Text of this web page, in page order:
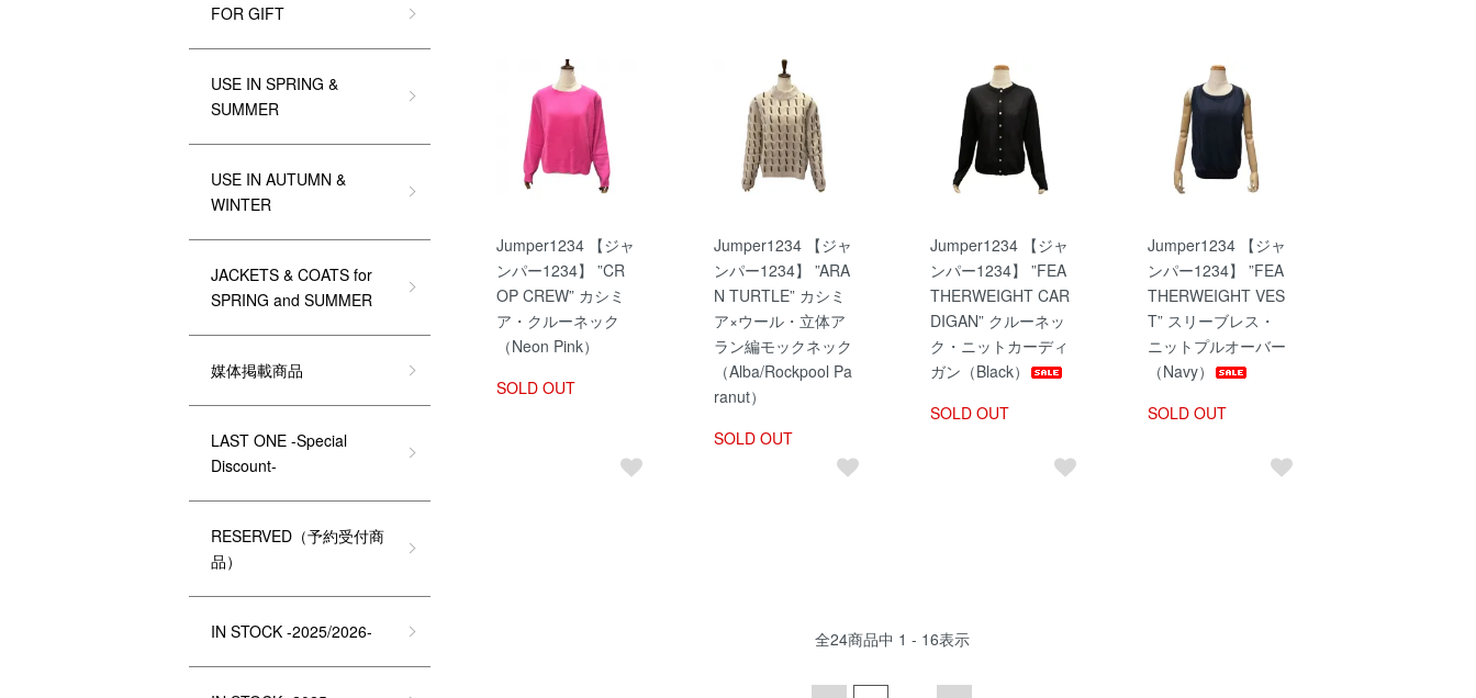
Jumper1234 【ジャ
ンパー1234】 ”CR
OP CREW” カシミ
ア・クルーネック
（Neon Pink）
SOLD OUT
Jumper1234 【ジャ
ンパー1234】 ”ARA
N TURTLE” カシミ
ア×ウール・立体ア
ラン編モックネック
（Alba/Rockpool Pa
ranut）
SOLD OUT
Jumper1234 【ジャ
ンパー1234】 ”FEA
THERWEIGHT CAR
DIGAN” クルーネッ
ク・ニットカーディ
ガン（Black）
SOLD OUT
Jumper1234 【ジャ
ンパー1234】 ”FEA
THERWEIGHT VES
T” スリーブレス・
ニットプルオーバー
（Navy）
SOLD OUT
全24商品中 1 - 16表示
FOR GIFT
USE IN SPRING &
SUMMER
USE IN AUTUMN &
WINTER
JACKETS & COATS for
SPRING and SUMMER
媒体掲載商品
LAST ONE -Special
Discount-
RESERVED（予約受付商
品）
IN STOCK -2025/2026-